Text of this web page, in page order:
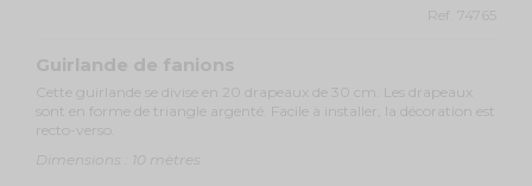
Ref. 74765
Guirlande de fanions
Cette guirlande se divise en 20 drapeaux de 30 cm. Les drapeaux
sont en forme de triangle argenté. Facile à installer, la décoration est
recto-verso.
Dimensions : 10 mètres